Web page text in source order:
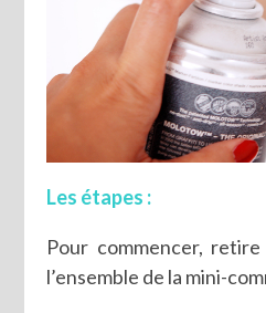
Les étapes :
Pour commencer,
l’ensemble de la mini-